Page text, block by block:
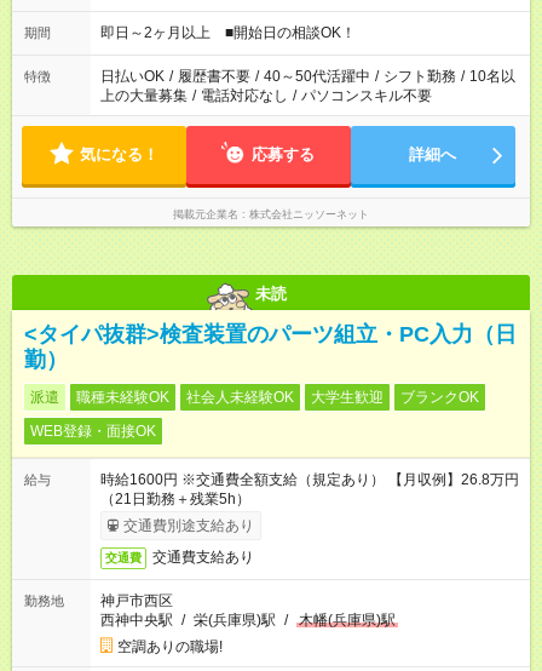
期間 即日～2ヶ月以上 ■開始日の相談OK！
特徴 日払いOK / 履歴書不要 / 40～50代活躍中 / シフト勤務 / 10名以
上の大量募集 / 電話対応なし / パソコンスキル不要
気になる！ 応募する 詳細へ
掲載元企業名 株式会社ニッソーネット
未読
<タイパ抜群>検査装置のパーツ組立・PC入力（日
勤）
派遣 職種未経験OK 社会人未経験OK 大学生歓迎
ブランクOK
WEB登録・面接OK
給与
時給1600円 ※交通費全額支給（規定あり） 【月収例】26.8万円
（21日勤務＋残業5h）
交通費別途支給あり
交通費 交通費支給あり
勤務地
神戸市西区
西神中央駅 / 栄(兵庫県)駅 / 木幡(兵庫県)駅
空調ありの職場!